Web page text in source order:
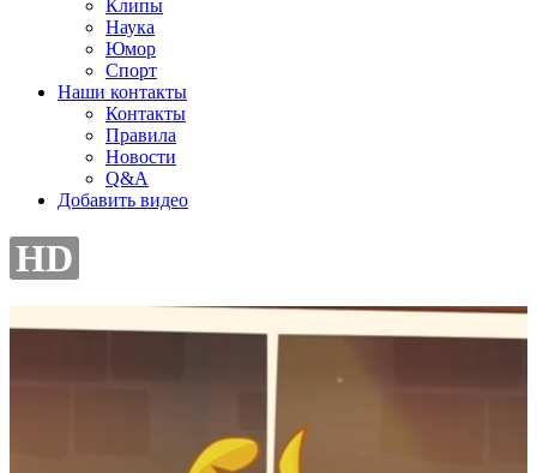
Клипы
Наука
Юмор
Спорт
Наши контакты
Контакты
Правила
Новости
Q&A
Добавить видео
HD